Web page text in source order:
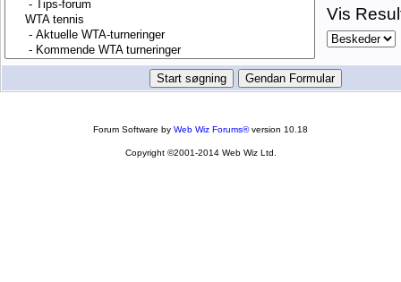
Vis
Forum Software by Web Wiz Forums®version 10.18
Copyright ©2001-2014 Web Wiz Ltd.